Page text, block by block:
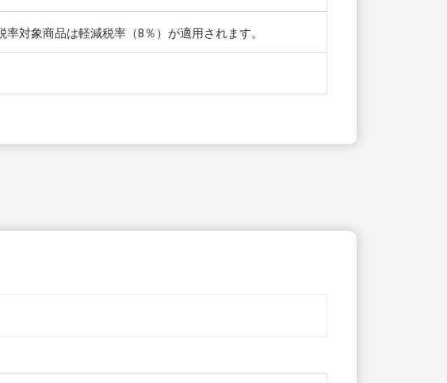
対象商品は軽減税率（8％）が適用されます。